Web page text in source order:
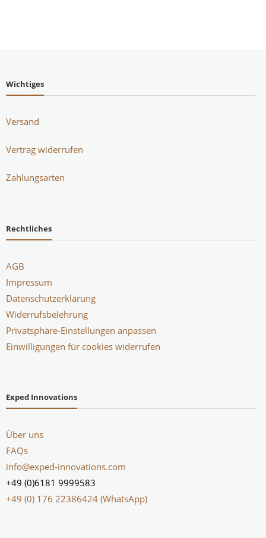
Wichtiges
Versand
Vertrag widerrufen
Zahlungsarten
Rechtliches
AGB
Impressum
Datenschutzerklärung
Widerrufsbelehrung
Privatsphäre-Einstellungen anpassen
Einwilligungen für cookies widerrufen
Exped Innovations
Über uns
FAQs
info@exped-innovations.com
+49 (0)6181 9999583
+49 (0) 176 22386424 (WhatsApp)